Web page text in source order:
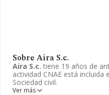
Sobre Aira S.c.
Aira S.c. tiene 19 años de
actividad CNAE está
Sociedad civil.
Ver más